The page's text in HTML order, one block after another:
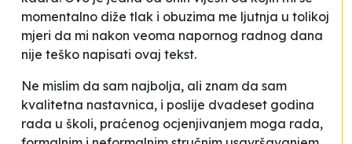
momentalno diže tlak i obuzima me ljutnja u tolikoj
mjeri da mi nakon veoma napornog radnog dana
nije teško napisati ovaj tekst.
Ne mislim da sam najbolja, ali znam da sam
kvalitetna nastavnica, i poslije dvadeset godina
rada u školi, praćenog ocjenjivanjem moga rada,